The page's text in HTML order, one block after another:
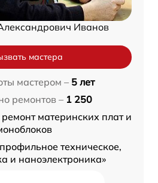
Иванов
мастера
мастером – 5 лет
ремонтов – 1 250
ремонт материнских плат и
профильное техническое,
и наноэлектроника»